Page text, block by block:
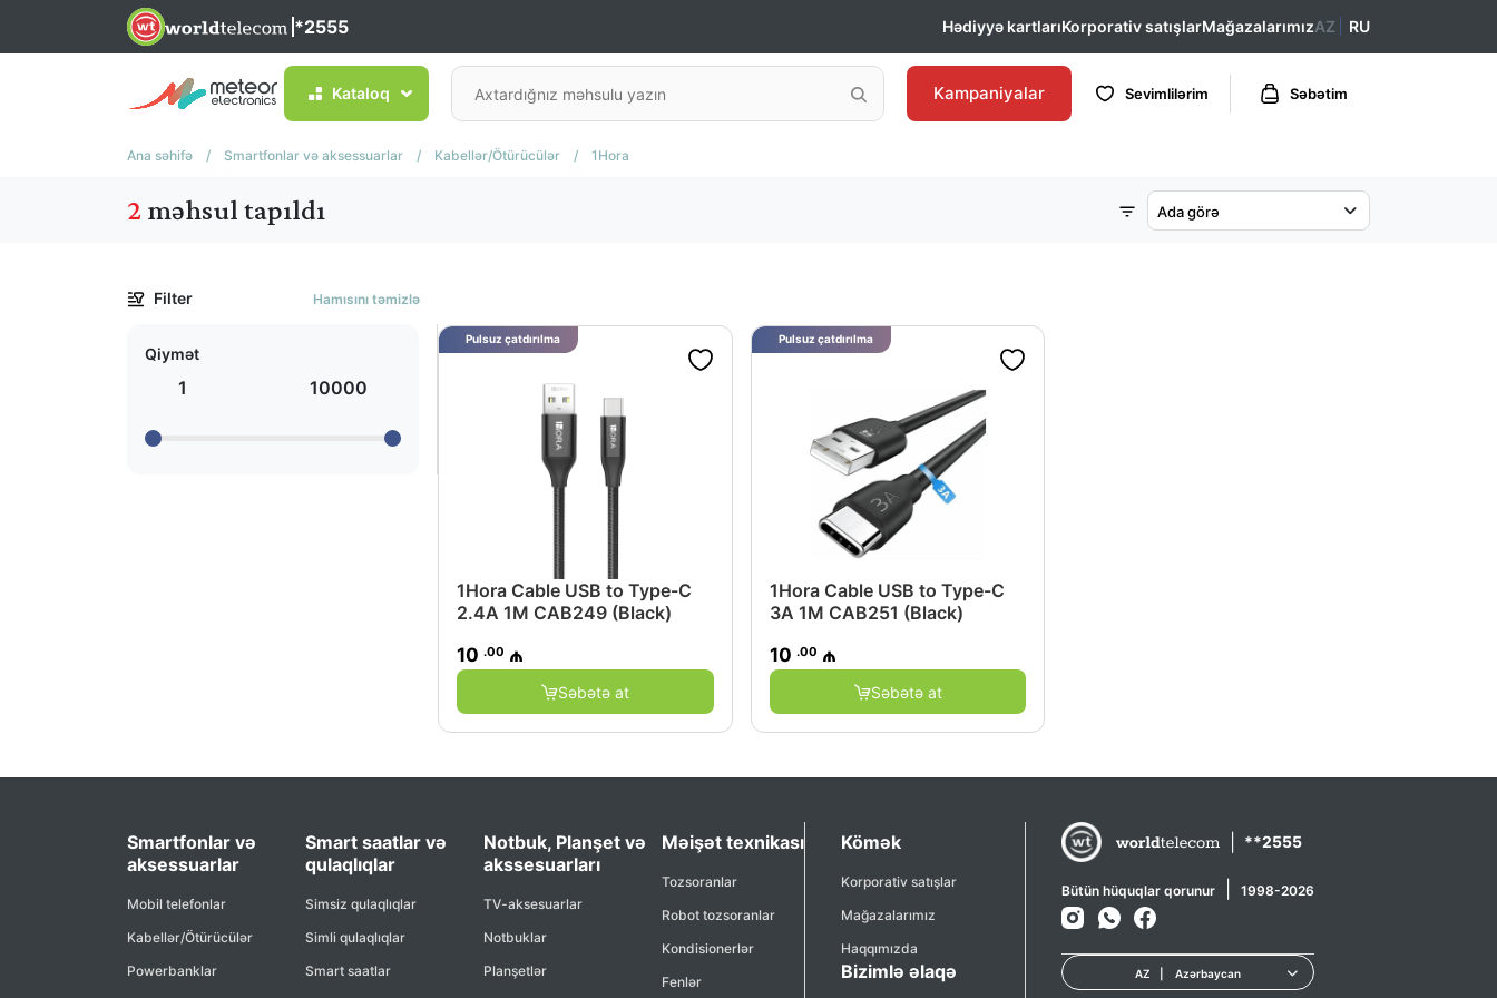
*2555 Hədiyyə kartlarıKorporativ satışlarMağazalarımızAZ RU
Kataloq Kampaniyalar Sevimlilərim Səbətim
Ana səhifə / Smartfonlar və aksessuarlar / Kabellər/Ötürücülər / 1Hora
2 məhsul tapıldı Ada görə
Filter Hamısını təmizlə
Qiymət
1 10000
1Hora Cable USB to Type-C
2.4A 1M CAB249 (Black)
10 .00 ₼
Səbətə at
Pulsuz çatdırılma
1Hora Cable USB to Type-C
3A 1M CAB251 (Black)
10 .00 ₼
Səbətə at
Pulsuz çatdırılma
Smartfonlar və
aksessuarlar
Mobil telefonlar
Kabellər/Ötürücülər
Powerbanklar
Smart saatlar və
qulaqlıqlar
Simsiz qulaqlıqlar
Simli qulaqlıqlar
Smart saatlar
Notbuk, Planşet və
akssesuarları
TV-aksesuarlar
Notbuklar
Planşetlər
Məişət texnikası
Tozsoranlar
Robot tozsoranlar
Kondisionerlər
Fenlər
Kömək
Korporativ satışlar
Mağazalarımız
Haqqımızda
Bizimlə əlaqə
**2555
Bütün hüquqlar qorunur 1998-2026
AZ Azərbaycan